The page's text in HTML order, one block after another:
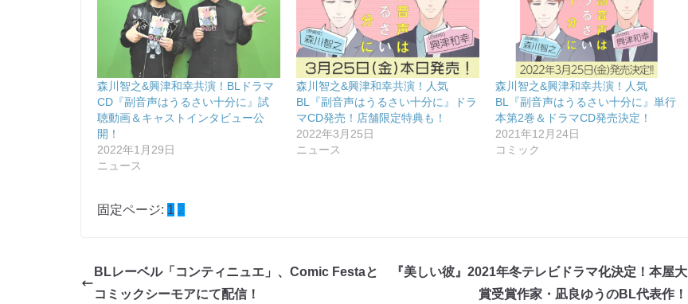
森川智之&興津和幸共演！BLドラマ
CD『副音声はうるさい十分に』試
聴動画＆キャストインタビュー公
開！
2022年1月29日
ニュース
森川智之&興津和幸共演！人気
BL『副音声はうるさい十分に』ドラ
マCD発売！店舗限定特典も！
2022年3月25日
ニュース
森川智之&興津和幸共演！人気
BL『副音声はうるさい十分に』単行
本第2巻＆ドラマCD発売決定！
2021年12月24日
コミック
固定ページ: 1 2
BLレーベル「コンティニュエ」、Comic Festaと
コミックシーモアにて配信！
『美しい彼』2021年冬テレビドラマ化決定！本屋大
賞受賞作家・凪良ゆうのBL代表作！